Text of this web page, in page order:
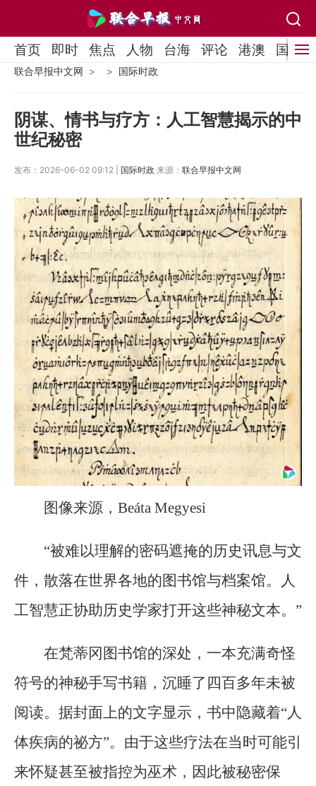
首页 即时 焦点 人物 台海 评论 港澳 国际
联合早报中文网 国际时政
阴谋、情书与疗方：人工智慧揭示的中
世纪秘密
发布：2026-06-02 09:12 | 国际时政 来源： 联合早报中文网
图像来源，Beáta Megyesi
“被难以理解的密码遮掩的历史讯息与文
件，散落在世界各地的图书馆与档案馆。人
工智慧正协助历史学家打开这些神秘文本。”
在梵蒂冈图书馆的深处，一本充满奇怪
符号的神秘手写书籍，沉睡了四百多年未被
阅读。据封面上的文字显示，书中隐藏着“人
体疾病的祕方”。由于这些疗法在当时可能引
来怀疑甚至被指控为巫术，因此被秘密保